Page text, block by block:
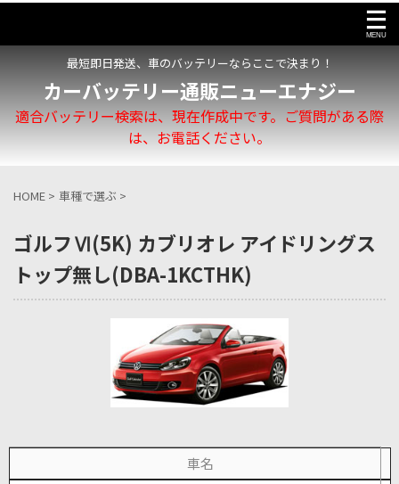
最短即日発送、車のバッテリーならここで決まり！
カーバッテリー通販ニューエナジー
適合バッテリー検索は、現在作成中です。ご質問がある際
は、お電話ください。
HOME > 車種で選ぶ >
ゴルフⅥ(5K) カブリオレ アイドリングス
トップ無し(DBA-1KCTHK)
車名